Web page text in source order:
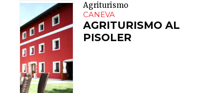
Agriturismo
CANEVA
AGRITURISMO AL
PISOLER